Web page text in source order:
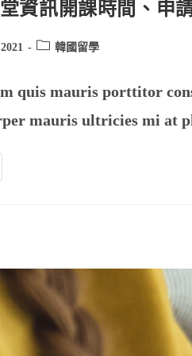
資訊開課時間、申
韓國留學
quis mauris porttitor
mauris ultricies mi at